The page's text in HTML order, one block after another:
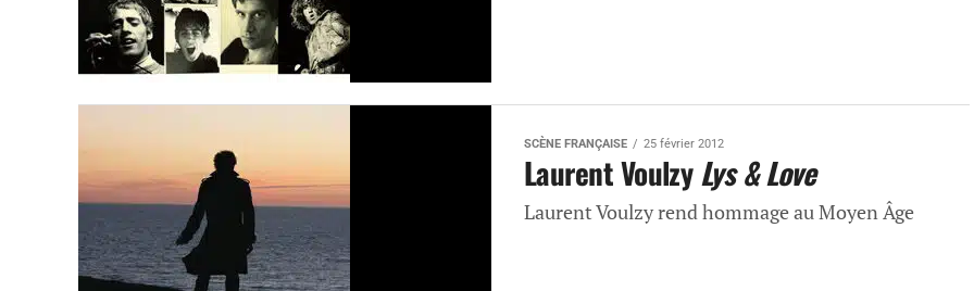
SCÈNE FRANÇAISE 25 février 2012
Laurent VoulzyLys & Love
Laurent Voulzy rend hommage au Moyen Âge